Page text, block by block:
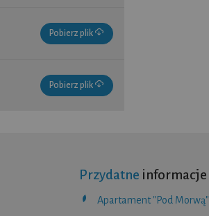
Pobierz plik
Pobierz plik
Przydatne informacje
Apartament "Pod Morwą"